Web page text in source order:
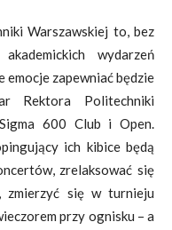
Warszawskiej to, bez
wydarzeń
zapewniać będzie
Rektora Politechniki
600 Club i Open.
ich kibice będą
zrelaksować się
zmierzyć się w turnieju
przy ognisku – a